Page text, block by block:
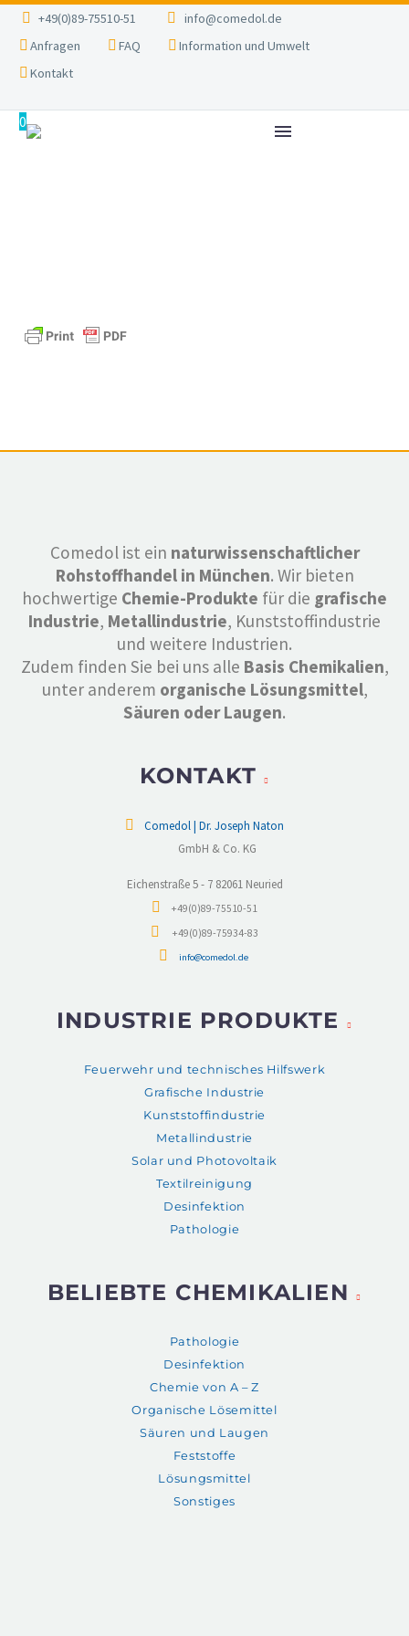
+49(0)89-75510-51
info@comedol.de
Anfragen
FAQ
Information und Umwelt
Kontakt
0
Comedol ist ein naturwissenschaftlicher
Rohstoffhandel in München. Wir bieten
hochwertige Chemie-Produkte für die grafische
Industrie, Metallindustrie, Kunststoffindustrie
und weitere Industrien.
Zudem finden Sie bei uns alle Basis Chemikalien,
unter anderem organische Lösungsmittel,
Säuren oder Laugen.
KONTAKT
Comedol | Dr. Joseph Naton
GmbH & Co. KG
Eichenstraße 5 - 7 82061 Neuried
+49(0)89-75510-51
+49(0)89-75934-83
info@comedol.de
INDUSTRIE PRODUKTE
Feuerwehr und technisches Hilfswerk
Grafische Industrie
Kunststoffindustrie
Metallindustrie
Solar und Photovoltaik
Textilreinigung
Desinfektion
Pathologie
BELIEBTE CHEMIKALIEN
Pathologie
Desinfektion
Chemie von A – Z
Organische Lösemittel
Säuren und Laugen
Feststoffe
Lösungsmittel
Sonstiges